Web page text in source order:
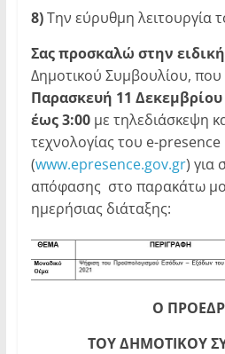
8)Την εύρυθμη λειτουργία
Σας προσκαλώ στην
Δημοτικού Συμβουλίου, που
Παρασκευή 11 Δεκεμβρίου
έως 3:00 με τηλεδιάσκεψη
τεχνολογίας του e-presence
(www.epresence.gov.gr) για
απόφασης στο παρακάτω
ημερήσιας διάταξης:
Ο
ΤΟΥ ΔΗΜΟΤΙΚΟΥ